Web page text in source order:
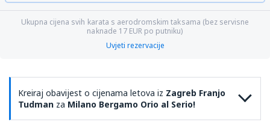
Ukupna cijena svih karata s aerodromskim taksama (bez servisne
naknade 17 EUR po putniku)
Uvjeti rezervacije
Kreiraj obavijest o cijenama letova iz Zagreb Franjo
Tudman za Milano Bergamo Orio al Serio!